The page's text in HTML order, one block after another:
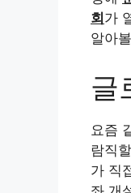
회 가
알아
글
요즘
람직
가 직